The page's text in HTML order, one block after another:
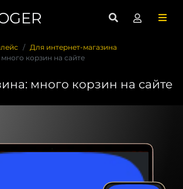
Для интернет-магазина
корзин на сайте
много корзин на сайте